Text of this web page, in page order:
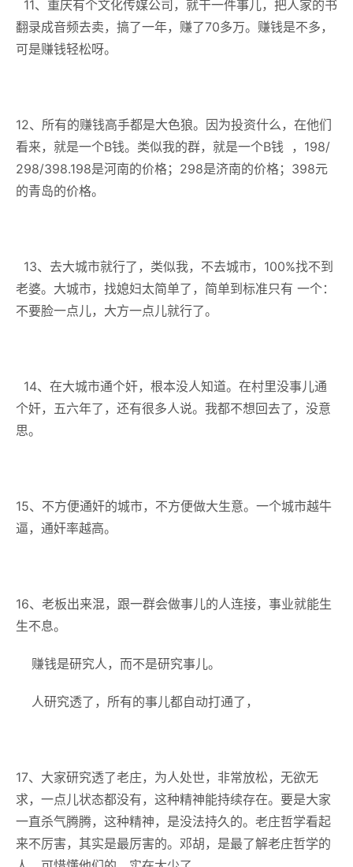
11、重庆有个文化传媒公司，就干一件事儿，把人家的书
翻录成音频去卖，搞了一年，赚了70多万。赚钱是不多，
可是赚钱轻松呀。
12、所有的赚钱高手都是大色狼。因为投资什么，在他们
看来，就是一个B钱。类似我的群，就是一个B钱 ，198/
298/398.198是河南的价格；298是济南的价格；398元
的青岛的价格。
13、去大城市就行了，类似我，不去城市，100%找不到
老婆。大城市，找媳妇太简单了，简单到标准只有 一个：
不要脸一点儿，大方一点儿就行了。
14、在大城市通个奸，根本没人知道。在村里没事儿通
个奸，五六年了，还有很多人说。我都不想回去了，没意
思。
15、不方便通奸的城市，不方便做大生意。一个城市越牛
逼，通奸率越高。
16、老板出来混，跟一群会做事儿的人连接，事业就能生
生不息。
赚钱是研究人，而不是研究事儿。
人研究透了，所有的事儿都自动打通了，
17、大家研究透了老庄，为人处世，非常放松，无欲无
求，一点儿状态都没有，这种精神能持续存在。要是大家
一直杀气腾腾，这种精神，是没法持久的。老庄哲学看起
来不厉害，其实是最厉害的。邓胡，是最了解老庄哲学的